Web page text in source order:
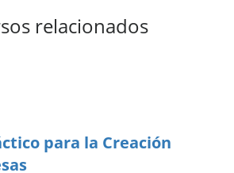
relacionados
para la Creación